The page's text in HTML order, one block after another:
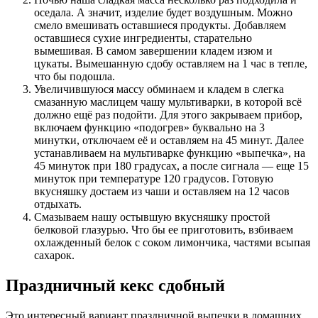
оседала. А значит, изделие будет воздушным. Можно
смело вмешивать оставшиеся продукты. Добавляем
оставшиеся сухие ингредиенты, старательно
вымешивая. В самом завершении кладем изюм и
цукаты. Вымешанную сдобу оставляем на 1 час в тепле,
что бы подошла.
Увеличившуюся массу обминаем и кладем в слегка
смазанную маслицем чашу мультиварки, в которой всё
должно ещё раз подойти. Для этого закрываем прибор,
включаем функцию «подогрев» буквально на 3
минутки, отключаем её и оставляем на 45 минут. Далее
устанавливаем на мультиварке функцию «выпечка», на
45 минуток при 180 градусах, а после сигнала — еще 15
минуток при температуре 120 градусов. Готовую
вкусняшку достаем из чаши и оставляем на 12 часов
отдыхать.
Смазываем нашу остывшую вкусняшку простой
белковой глазурью. Что бы ее приготовить, взбиваем
охлажденный белок с соком лимончика, частями всыпая
сахарок.
Праздничный кекс сдобный
Это интересный вариант праздничной выпечки в домашних